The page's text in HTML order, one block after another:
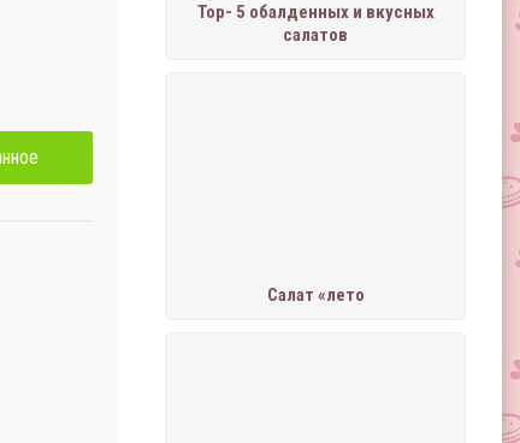
Тор- 5 обалденных и вкусных
салатов
Салат «лето